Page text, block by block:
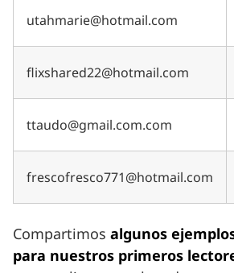
utahmarie@hotmail.com
flixshared22@hotmail.com
ttaudo@gmail.com.com
frescofresco771@hotmail.com
Compartimos algunos
para nuestros primeros